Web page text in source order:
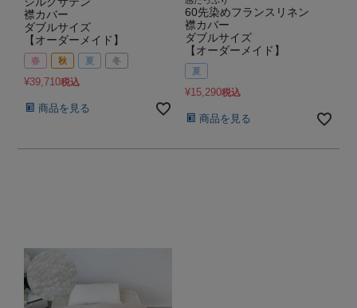
襟カバー
ダブルサイズ
【オーダーメイド】
春 秋 夏 冬
¥39,710税込
商品を見る
60先染めフランスリネン
襟カバー
ダブルサイズ
【オーダーメイド】
夏
¥15,290税込
商品を見る